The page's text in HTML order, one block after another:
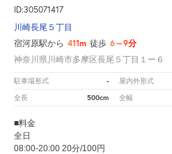
ID:305071417
川崎長尾５丁目
宿河原駅から 411m 徒歩 6～9分
神奈川県川崎市多摩区長尾５丁目１ー６
駐車場形式 - 屋内外形式
全長 500cm 全幅
■料金
全日
08:00-20:00 20分/100円